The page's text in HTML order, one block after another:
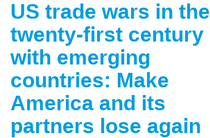
US trade wars in the
twenty-first century
with emerging
countries: Make
America and its
partners lose again